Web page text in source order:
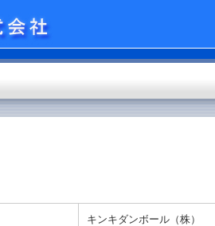
キンキダンボール（株）